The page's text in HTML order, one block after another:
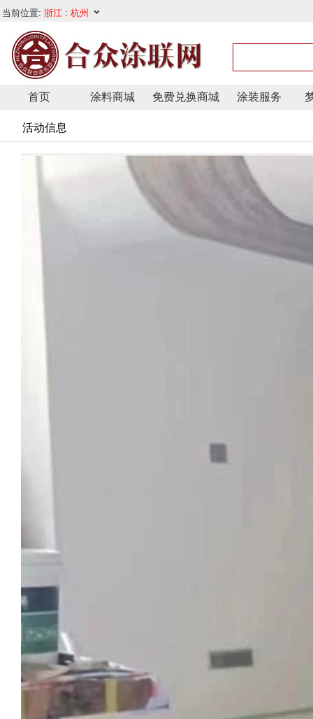
首页 涂料商城 免费兑换商城 涂装服务
活动信息